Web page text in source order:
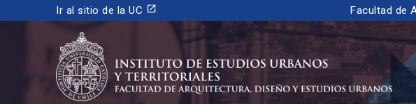
Ir al sitio de la UC launch Facultad de